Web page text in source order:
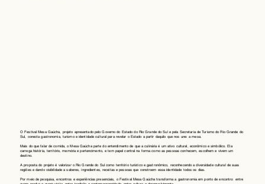
O Festival Mesa Gaúcha, projeto apresentado pelo Governo do Estado do Rio Grande do Sul e pela Secretaria de Turismo do Rio Grande do
Sul, conecta gastronomia, turismo e identidade cultural para revelar o Estado a partir daquilo que nos une: a mesa.
Mais do que falar de comida, o Mesa Gaúcha parte do entendimento de que a culinária é um ativo cultural, econômico e simbólico. Ela
carrega história, território, memória e pertencimento, e tem papel central na forma como as pessoas conhecem, escolhem e vivem um
destino.
A proposta do projeto é valorizar o Rio Grande do Sul como território turístico e gastronômico, reconhecendo a diversidade cultural de suas
regiões e dando visibilidade a saberes, ingredientes, receitas e pessoas que constroem essa identidade todos os dias.
Por meio de pesquisa, encontros e experiências presenciais, o Festival Mesa Gaúcha transforma a gastronomia em ponto de encontro: entre